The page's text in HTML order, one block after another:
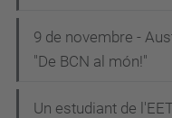
9 de novembre -
"De BCN al món!"
Un estudiant de